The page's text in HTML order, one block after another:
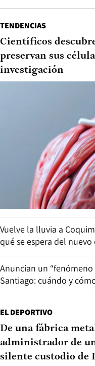
TENDENCIAS
Científicos
preservan sus
investigación
Vuelve la lluvia a
qué se espera del nuevo
Anuncian un
Santiago: cuándo y
EL DEPORTIVO
De una fábrica
administrador de
silente custodio de